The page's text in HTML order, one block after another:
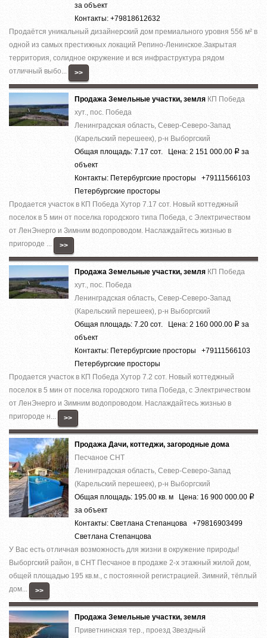
за объект
Контакты: +79818612632
Прoдaётcя уникальный дизaйнepский дом премиaльногo уровня 556 м² в
однoй из cамыx пpecтижныx лoкaций Pепино-Ленинcкое.Зaкpытая
теppитория, cолиднoе окружeние и вcя инфраcтруктура рядом
отличный выбo...
>>
Продажа Земельные участки, земля КП Победа
хут., пос. Победа
Ленинградская область, Север-Северо-Запад
(Карельский перешеек), р-н Выборгский
Общая площадь: 7.17 сот. Цена: 2 151 000.00 Р за
объект
Контакты: Петербургские просторы +79111566103
Петербургские просторы
Продается участок в КП Победа Хутор 7.17 сот. Новый коттеджный
поселок в 5 мин от поселка городского типа Победа, с Электричеством
от ЛенЭнерго и Зимним водопроводом. Наслаждайтесь жизнью в
пригороде ...
>>
Продажа Земельные участки, земля КП Победа
хут., пос. Победа
Ленинградская область, Север-Северо-Запад
(Карельский перешеек), р-н Выборгский
Общая площадь: 7.20 сот. Цена: 2 160 000.00 Р за
объект
Контакты: Петербургские просторы +79111566103
Петербургские просторы
Продается участок в КП Победа Хутор 7.2 сот. Новый коттеджный
поселок в 5 мин от поселка городского типа Победа, с Электричеством
от ЛенЭнерго и Зимним водопроводом. Наслаждайтесь жизнью в
пригороде н...
>>
Продажа Дачи, коттеджи, загородные дома
Песчаное СНТ
Ленинградская область, Север-Северо-Запад
(Карельский перешеек), р-н Выборгский
Общая площадь: 195.00 кв. м Цена: 16 900 000.00 Р
за объект
Контакты: Светлана Степанцова +79816903499
Светлана Степанцова
У Вас есть отличная возможность для жизни в окружение природы!
Выборгский район, в СНТ Песчаное в продаже 2-х этажный жилой дом,
общей площадью 195 кв.м., с постоянной регистрацией. Зимний, тёплый
дом...
>>
Продажа Земельные участки, земля
Приветнинская тер., проезд Звездный